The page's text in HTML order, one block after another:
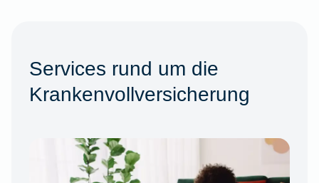
Services rund um die
Krankenvollversicherung